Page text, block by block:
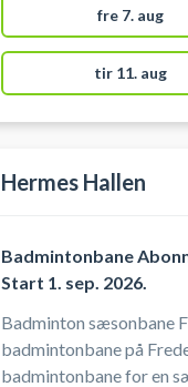
lang række andre
bordtennis m.fl. i
fre 7. aug
tir 11. aug
Hermes Hallen
Badmintonbane
Start 1. sep. 2026.
Badminton sæsonbane
badmintonbane på
badmintonbane for en